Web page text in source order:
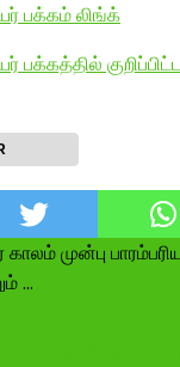
பக்கம் லிங்க்
பக்கத்தில்